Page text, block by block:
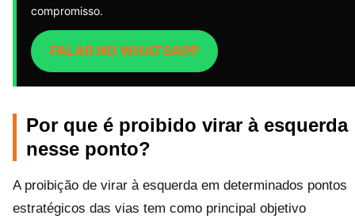
compromisso.
FALAR NO WHATSAPP
Por que é proibido virar à esquerda
nesse ponto?
A proibição de virar à esquerda em determinados pontos
estratégicos das vias tem como principal objetivo